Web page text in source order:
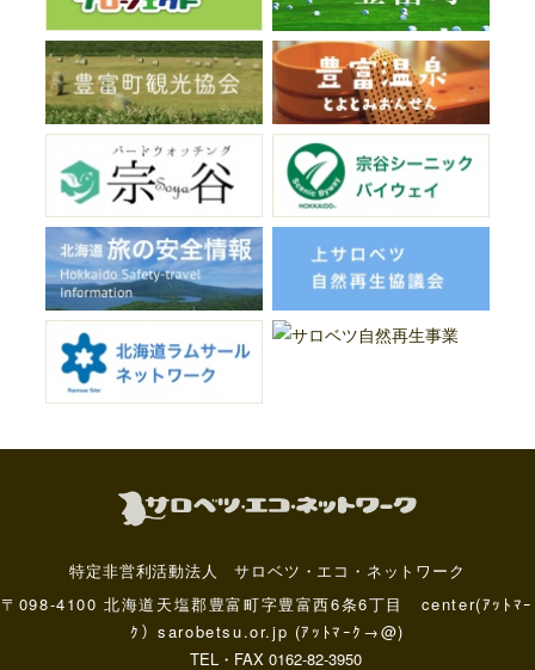
特定非営利活動法人 サロベツ・エコ・ネットワーク
〒098-4100 北海道天塩郡豊富町字豊富西6条6丁目 center(ｱｯﾄﾏｰ
ｸ）sarobetsu.or.jp (ｱｯﾄﾏｰｸ→@)
TEL・FAX 0162-82-3950